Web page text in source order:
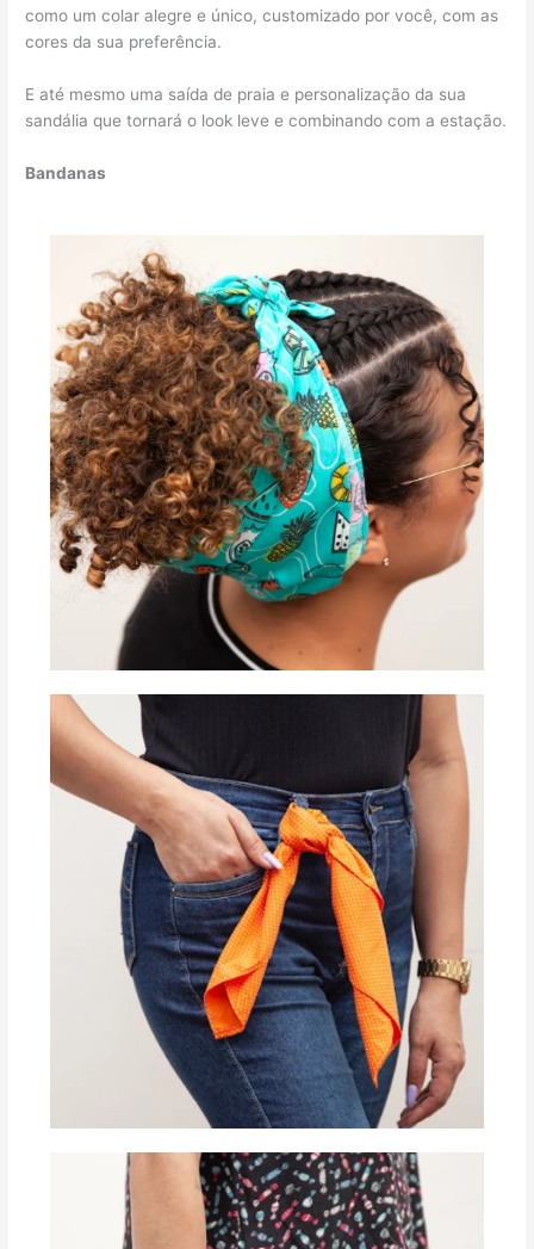
como um colar alegre e único, customizado por você, com as
cores da sua preferência.
E até mesmo uma saída de praia e personalização da sua
sandália que tornará o look leve e combinando com a estação.
Bandanas